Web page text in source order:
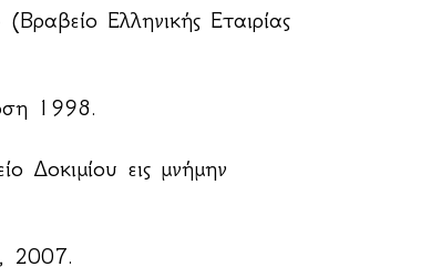
Ελληνικής Εταιρίας
1998.
Δοκιμίου εις μνήμην
, 2007.